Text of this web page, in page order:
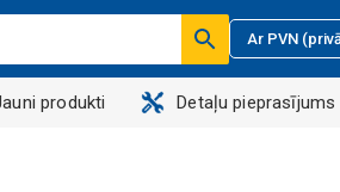
Ar PVN
produkti Detaļu pieprasījums